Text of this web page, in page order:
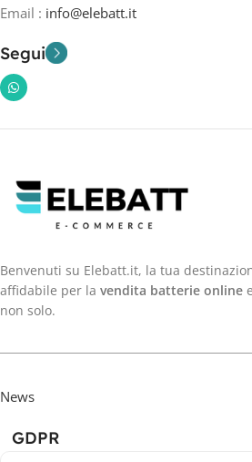
Email : info@elebatt.it
Segui
Benvenuti su Elebatt.it, la tua
affidabile per la vendita batterie online e
non solo.
News
GDPR